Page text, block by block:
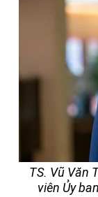
TS. Vũ Văn
viên Ủy